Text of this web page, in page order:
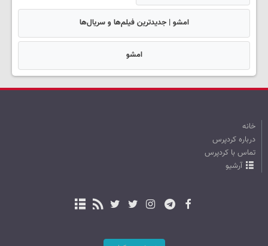
امشو | جدیدترین فیلم‌ها و سریال‌ها
امشو
خانه
درباره کردپرس
تماس با کردپرس
آرشیو